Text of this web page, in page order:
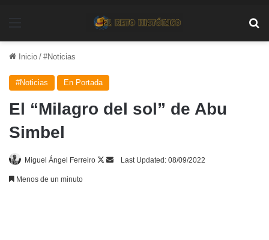
Inicio / #Noticias
#Noticias En Portada
El “Milagro del sol” de Abu
Simbel
Miguel Ángel Ferreiro
Follow
SendLast Updated: 08/09/2022
Menos de un minuto